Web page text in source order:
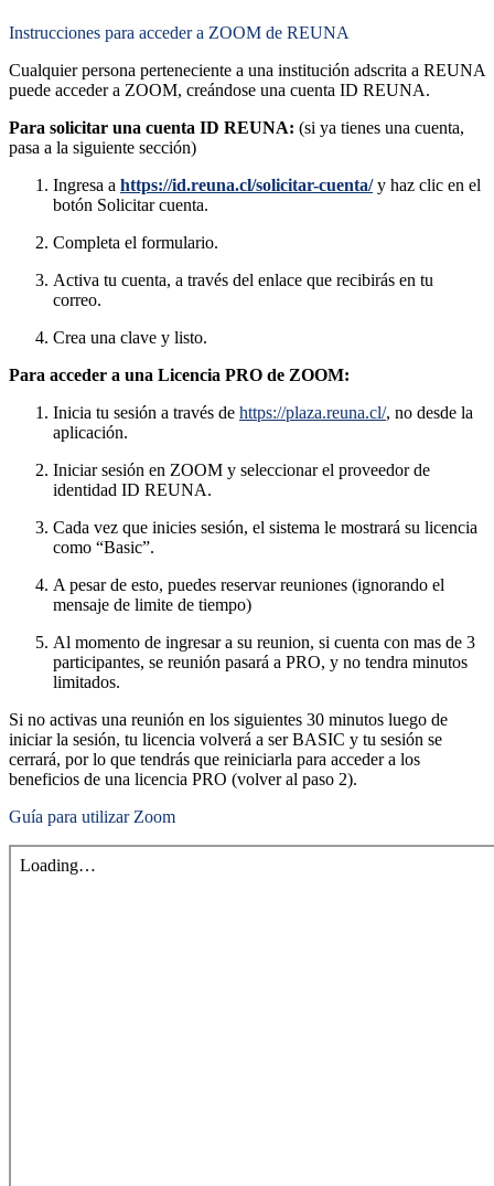
Instrucciones para acceder a ZOOM de REUNA
Cualquier persona perteneciente a una institución adscrita a REUNA
puede acceder a ZOOM, creándose una cuenta ID REUNA.
Para solicitar una cuenta ID REUNA: (si ya tienes una cuenta,
pasa a la siguiente sección)
Ingresa a https://id.reuna.cl/solicitar-cuenta/ y haz clic en el
botón Solicitar cuenta.
Completa el formulario.
Activa tu cuenta, a través del enlace que recibirás en tu
correo.
Crea una clave y listo.
Para acceder a una Licencia PRO de ZOOM:
Inicia tu sesión a través de https://plaza.reuna.cl/, no desde la
aplicación.
Iniciar sesión en ZOOM y seleccionar el proveedor de
identidad ID REUNA.
Cada vez que inicies sesión, el sistema le mostrará su licencia
como “Basic”.
A pesar de esto, puedes reservar reuniones (ignorando el
mensaje de limite de tiempo)
Al momento de ingresar a su reunion, si cuenta con mas de 3
participantes, se reunión pasará a PRO, y no tendra minutos
limitados.
Si no activas una reunión en los siguientes 30 minutos luego de
iniciar la sesión, tu licencia volverá a ser BASIC y tu sesión se
cerrará, por lo que tendrás que reiniciarla para acceder a los
beneficios de una licencia PRO (volver al paso 2).
Guía para utilizar Zoom